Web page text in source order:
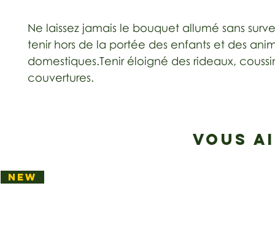
Ne laissez jamais le bouquet allumé sans
tenir hors de la portée des enfants et des
domestiques.Tenir éloigné des rideaux,
couvertures.
VOUS
NEW